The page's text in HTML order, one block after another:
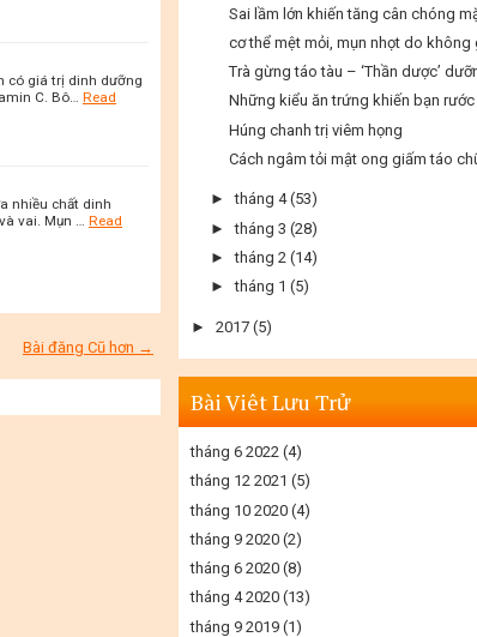
có giá trị dinh dưỡng
C. Bô…
Read
nhiều chất dinh
vai. Mụn …
Read
Bài đăng Cũ hơn →
Sai lầm lớn khiến tăng cân chóng
cơ thể mệt mỏi, mụn nhọt do không
Trà gừng táo tàu – ‘Thần dược’
Những kiểu ăn trứng khiến bạn
Húng chanh trị viêm họng
Cách ngâm tỏi mật ong giấm táo
►tháng 4 (53)
►tháng 3 (28)
►tháng 2 (14)
►tháng 1 (5)
► 2017 (5)
Bài Viêt Lưu Trử
tháng 6 2022 (4)
tháng 12 2021 (5)
tháng 10 2020 (4)
tháng 9 2020 (2)
tháng 6 2020 (8)
tháng 4 2020 (13)
tháng 9 2019 (1)